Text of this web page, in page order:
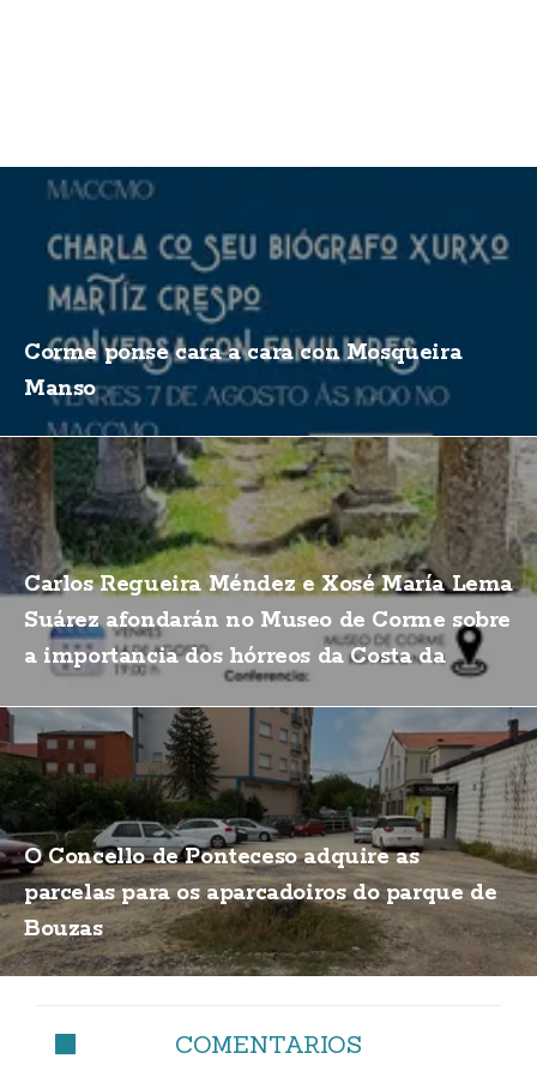
Corme ponse cara a cara con Mosqueira
Manso
Carlos Regueira Méndez e Xosé María Lema
Suárez afondarán no Museo de Corme sobre
a importancia dos hórreos da Costa da
O Concello de Ponteceso adquire as
parcelas para os aparcadoiros do parque de
Bouzas
COMENTARIOS